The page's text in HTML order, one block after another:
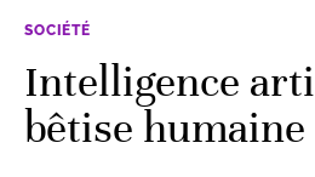
SOCIÉTÉ
Intelligence
bêtise humaine